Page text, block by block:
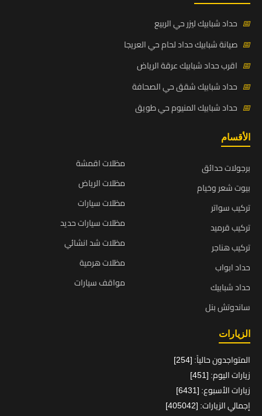
📅 حداد شبابيك ليزر حي الربيع
📅 صيانة شبابيك حداد لحام حي العريجا
📅 اقرب حداد شبابيك عرقة الرياض
📅 حداد شبابيك شقق حي الصحافة
📅 حداد شبابيك المنيوم حي طويق
الأقسام
برجولات حدائق
بيوت شعر وخيام
تركيب سواتر
تركيب قرميد
تركيب هناجر
حداد ابواب
حداد شبابيك
ساندوتش بنل
مظلات اقمشة
مظلات الرياض
مظلات سيارات
مظلات سيارات حديد
مظلات شد انشائي
مظلات هرمية
مواقف سيارات
الزيارات
المتواجدون حالياً: [254]
زيارات اليوم: [451]
زيارات الأسبوع: [6431]
إجمالي الزيارات: [405042]